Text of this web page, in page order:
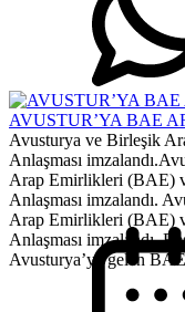
AVUSTUR’YA BAE
Avusturya ve Birleşik
Anlaşması
Arap Emirlikleri (BAE)
Anlaşması imzalandı.
Arap Emirlikleri (BAE)
Anlaşması imzalandı.
Avusturya’ya gelen